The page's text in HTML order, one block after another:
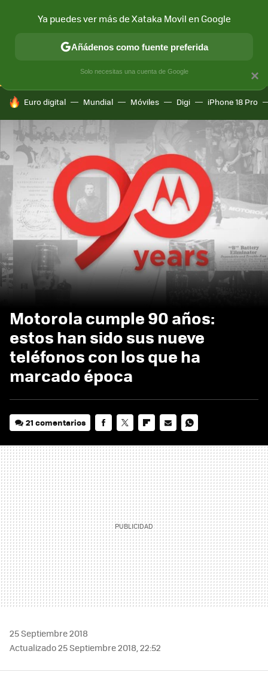
CONECTIVIDAD MÓVIL Y SOCIEDAD APLICACIONES
HOY SE HABLA DE
Euro digital Mundial Móviles Digi iPhone 18 Pro
Motorola cumple 90 años:
estos han sido sus nueve
teléfonos con los que ha
marcado época
21 comentarios
MAIL
25 Septiembre 2018
Actualizado 25 Septiembre 2018, 22:52
×
Ya puedes ver más de Xataka Movil en Google
Añádenos como fuente preferida
Solo necesitas una cuenta de Google